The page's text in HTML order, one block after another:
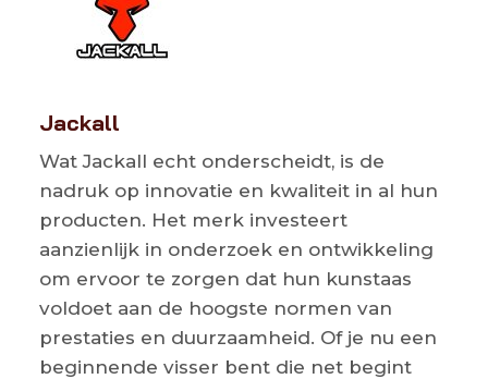
Jackall
Wat Jackall echt onderscheidt, is de
nadruk op innovatie en kwaliteit in al hun
producten. Het merk investeert
aanzienlijk in onderzoek en ontwikkeling
om ervoor te zorgen dat hun kunstaas
voldoet aan de hoogste normen van
prestaties en duurzaamheid. Of je nu een
beginnende visser bent die net begint